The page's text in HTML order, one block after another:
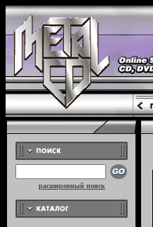
расширенный поиск